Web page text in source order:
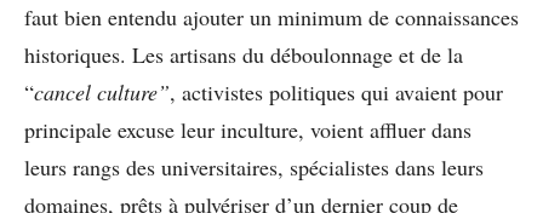
faut bien entendu ajouter un minimum de connaissances
historiques. Les artisans du déboulonnage et de la
“cancel culture”, activistes politiques qui avaient pour
principale excuse leur inculture, voient affluer dans
leurs rangs des universitaires, spécialistes dans leurs
domaines, prêts à pulvériser d’un dernier coup de